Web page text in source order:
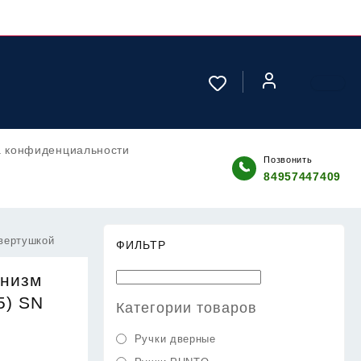
конфиденциальности
Позвонить
84957447409
SN
ФИЛЬТР
Категории товаров
Ручки дверные